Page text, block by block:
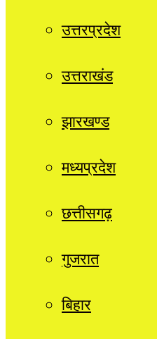
उत्तरप्रदेश
उत्तराखंड
झारखण्ड
मध्यप्रदेश
छत्तीसगढ़
गुजरात
बिहार